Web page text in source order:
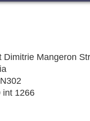
Dimitrie Mangeron
int 1266